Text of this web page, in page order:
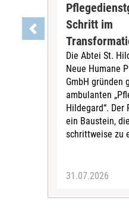
Schritt im
Die Abtei St.
Neue Humane
GmbH gründen
ambulanten
Hildegard“.
ein Baustein,
schrittweise zu
31.07.2026